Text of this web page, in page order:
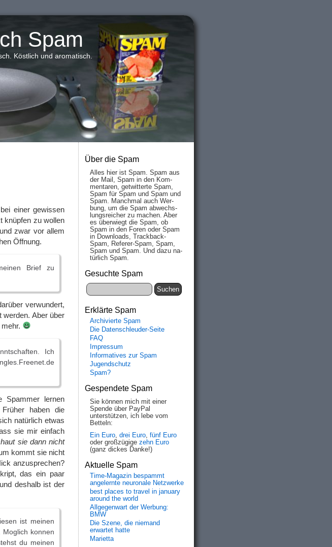
Spam
Köstlich und aromatisch.
einer gewissen
knüpfen zu wollen
zwar vor allem
Öffnung.
Brief zu
verwundert,
Aber über
Ich
Spammer lernen
haben die
natürlich etwas
sie mir einfach
sie dann nicht
kommt sie nicht
anzusprechen?
das ein paar
deshalb ist der
ist meinen
konnen
du meinen
Über die Spam
Alles hier ist Spam. Spam aus
der Mail, Spam in den Kom­
men­taren, ge­twit­ter­te Spam,
Spam für Spam und Spam und
Spam. Manch­mal auch Wer­
bung, um die Spam ab­wechs­
lungs­reich­er zu mach­en. Aber
es über­wiegt die Spam, ob
Spam in den Fo­ren oder Spam
in Down­loads, Track­back-
Spam, Re­fe­rer-Spam, Spam,
Spam und Spam. Und da­zu na­
tür­lich Spam.
Gesuchte Spam
Erklärte Spam
Archivierte Spam
Die Datenschleuder-Seite
FAQ
Impressum
Informatives zur Spam
Jugendschutz
Spam?
Gespendete Spam
Sie können mich mit einer
Spende über PayPal
unterstützen, ich lebe vom
Betteln:
Ein Euro, drei Euro, fünf Euro
oder großzügige zehn Euro
(ganz dickes Danke!)
Aktuelle Spam
Time-Magazin bespammt
angelernte neuronale Netzwerke
best places to travel in january
around the world
Allgegenwart der Werbung:
BMW
Die Szene, die niemand
erwartet hatte
Marietta